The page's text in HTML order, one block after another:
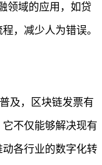
领域的应用，如贷
，减少人为错误。
及，区块链发票有
不仅能够解决现有
各行业的数字化转